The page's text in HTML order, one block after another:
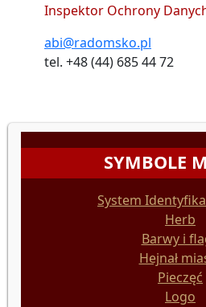
Inspektor Ochrony
abi@radomsko.pl
tel. +48 (44) 685 44 72
SYMBOLE
System
Herb
Barwy i
Hejnał
Pieczęć
Logo